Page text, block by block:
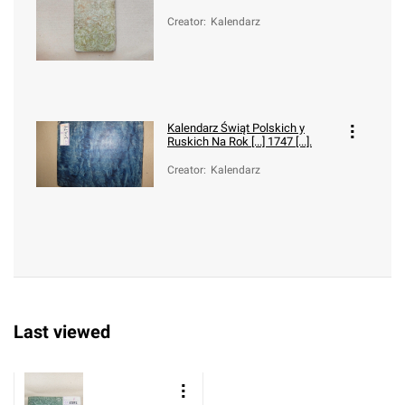
Creator: Kalendarz
Kalendarz Świąt Polskich y
Ruskich Na Rok [...] 1747 [...].
Creator: Kalendarz
Last viewed